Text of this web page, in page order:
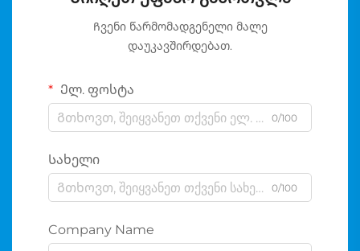
Ჩვენი წარმომადგენელი მალე
დაუკავშირდებათ.
Ელ. ფოსტა
0/100
Სახელი
0/100
Company Name